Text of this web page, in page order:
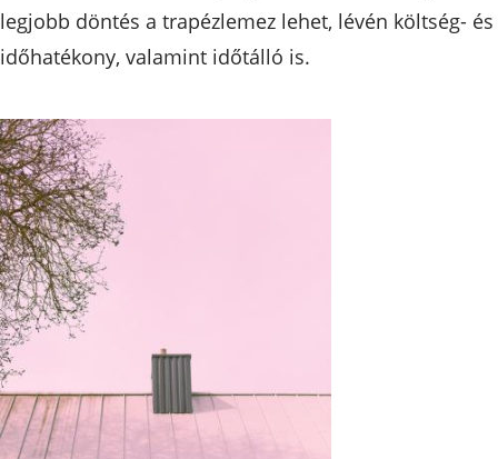
legjobb döntés a trapézlemez lehet, lévén költség- és
időhatékony, valamint időtálló is.